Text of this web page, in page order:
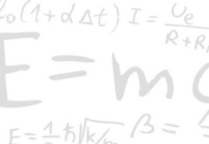
Ημαθίας της Περιφέρειας
Βέροια
Εκπαίδευσης